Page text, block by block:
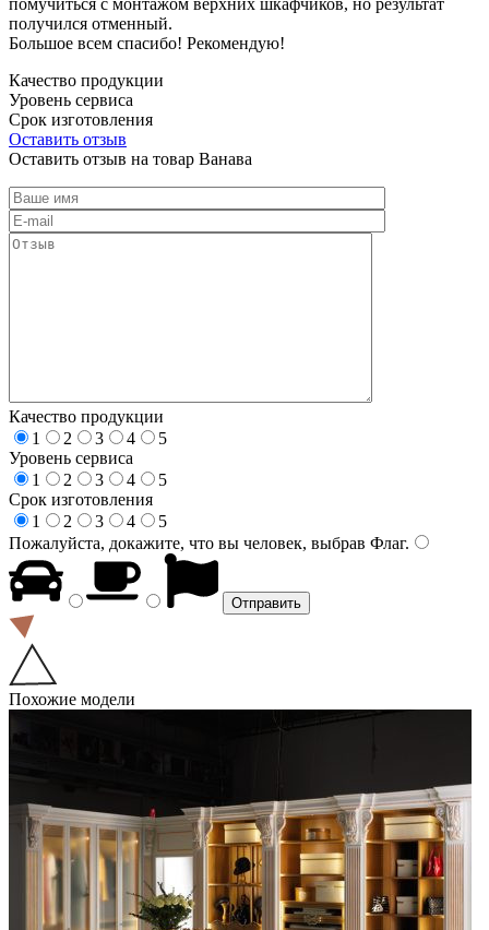
получился отменный.
Большое всем спасибо! Рекомендую!
Качество продукции
Уровень сервиса
Срок изготовления
Оставить отзыв
Оставить отзыв на товар Ванава
Качество продукции
1
2 3 4
5
Уровень сервиса
1
2 3 4
5
Срок изготовления
1
2 3 4
5
Пожалуйста, докажите, что вы человек, выбрав Флаг.
Похожие модели